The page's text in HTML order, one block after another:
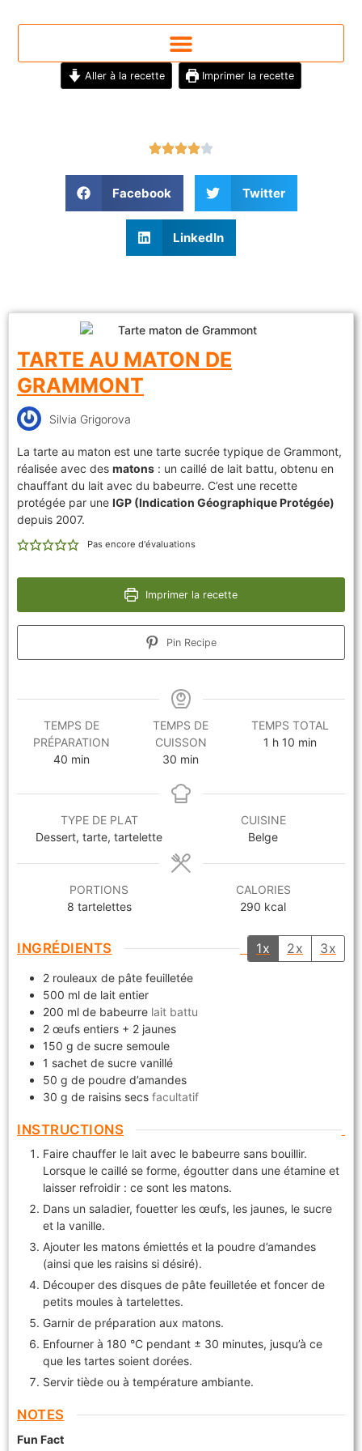
Aller à la recette Imprimer la recette
Facebook Twitter
LinkedIn
TARTE AU MATON DE
GRAMMONT
Silvia Grigorova
La tarte au maton est une tarte sucrée typique de Grammont,
réalisée avec des matons : un caillé de lait battu, obtenu en
chauffant du lait avec du babeurre. C’est une recette
protégée par une IGP (Indication Géographique Protégée)
depuis 2007.
Pas encore d'évaluations
Imprimer la recette
Pin Recipe
TEMPS DE
PRÉPARATION
40 min
TEMPS DE
CUISSON
30 min
TEMPS TOTAL
1 h 10 min
TYPE DE PLAT
Dessert, tarte, tartelette
CUISINE
Belge
PORTIONS
8 tartelettes
CALORIES
290 kcal
INGRÉDIENTS 1x 2x 3x
2 rouleaux de pâte feuilletée
500 ml de lait entier
200 ml de babeurre lait battu
2 œufs entiers + 2 jaunes
150 g de sucre semoule
1 sachet de sucre vanillé
50 g de poudre d’amandes
30 g de raisins secs facultatif
INSTRUCTIONS
Faire chauffer le lait avec le babeurre sans bouillir.
Lorsque le caillé se forme, égoutter dans une étamine et
laisser refroidir : ce sont les matons.
Dans un saladier, fouetter les œufs, les jaunes, le sucre
et la vanille.
Ajouter les matons émiettés et la poudre d’amandes
(ainsi que les raisins si désiré).
Découper des disques de pâte feuilletée et foncer de
petits moules à tartelettes.
Garnir de préparation aux matons.
Enfourner à 180 °C pendant ± 30 minutes, jusqu’à ce
que les tartes soient dorées.
Servir tiède ou à température ambiante.
NOTES
Fun Fact